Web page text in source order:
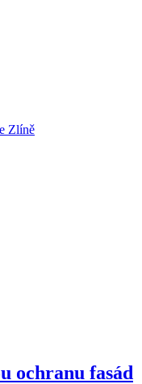
Zlíně
ochranu fasád